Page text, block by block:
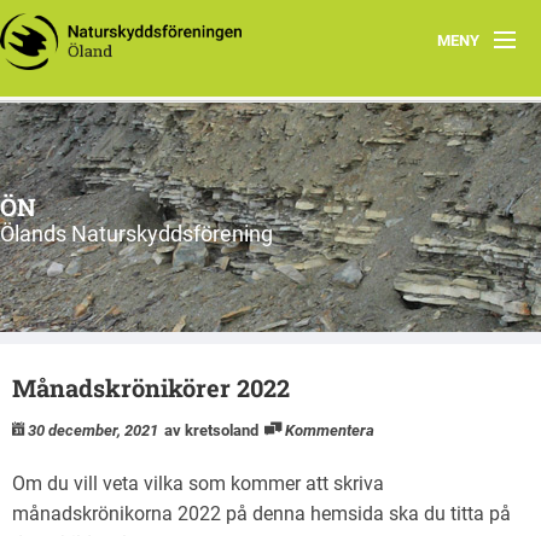
MENY
Hem
Om ÖN
Aktiviteter
ÖN tycker
Natur- och miljöorganisationer på Öland
ÖN
Ölands Naturskyddsförening
Månadskrönikörer 2022
30 december, 2021 av kretsoland Kommentera
Om du vill veta vilka som kommer att skriva
månadskrönikorna 2022 på denna hemsida ska du titta på